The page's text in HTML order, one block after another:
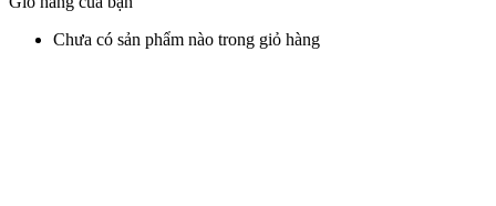
Chưa có sản phẩm nào trong giỏ hàng